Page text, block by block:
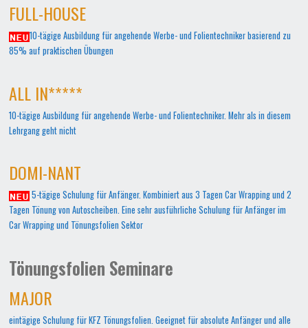
FULL-HOUSE
10-tägige Ausbildung für angehende Werbe- und Folientechniker basierend zu
85% auf praktischen Übungen
ALL IN*****
10-tägige Ausbildung für angehende Werbe- und Folientechniker. Mehr als in diesem
Lehrgang geht nicht
DOMI-NANT
5-tägige Schulung für Anfänger. Kombiniert aus 3 Tagen Car Wrapping und 2
Tagen Tönung von Autoscheiben. Eine sehr ausführliche Schulung für Anfänger im
Car Wrapping und Tönungsfolien Sektor
Tönungsfolien Seminare
MAJOR
eintägige Schulung für KFZ Tönungsfolien. Geeignet für absolute Anfänger und alle